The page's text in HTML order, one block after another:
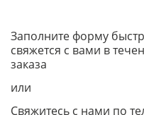
Заполните форму
свяжется с вами в
заказа
или
Свяжитесь с нами по